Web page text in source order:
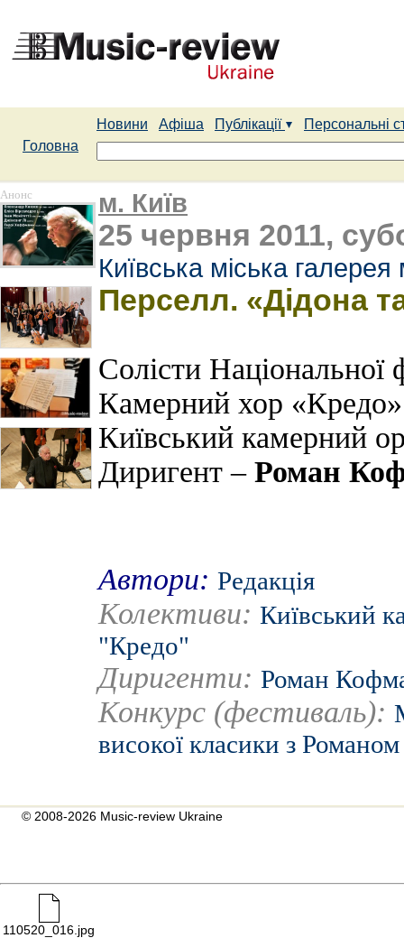
Новини Афіша Публікації
Персональні
Головна
Анонс м. Київ
25 червня 2011,
Київська міська
Перселл. «Дідона
Солісти Національної
Камерний хор
Київський камерний
Диригент – Роман
Автори: Редакція
Колективи: Київський
"Кредo"
Диригенти: Роман
Конкурс (фестиваль):
високої класики з
© 2008-2026 Music-review Ukraine
110520_016.jpg